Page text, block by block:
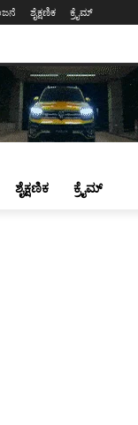
ಶೈಕ್ಷಣಿಕ ಕ್ರೈಮ್
ಶೈಕ್ಷಣಿಕ ಕ್ರೈಮ್